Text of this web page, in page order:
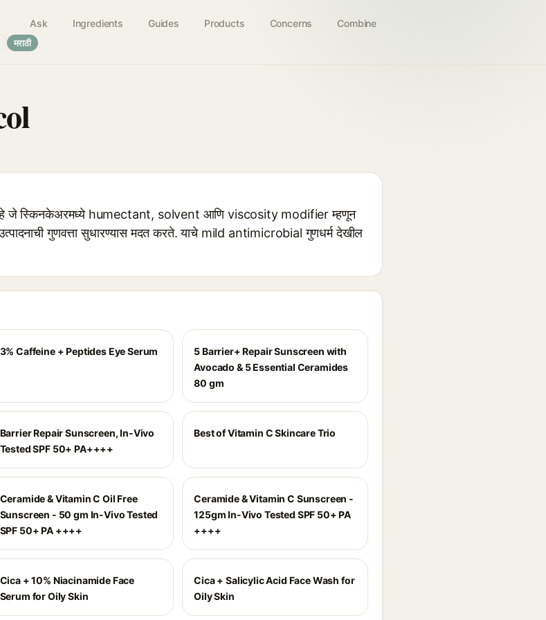
Ask Ingredients Guides Products Concerns Combine
मराठी
जे स्किनकेअरमध्ये humectant, solvent आणि viscosity modifier म्हणून
गुणवत्ता सुधारण्यास मदत करते. याचे mild antimicrobial गुणधर्म देखील
3% Caffeine + Peptides Eye Serum
5 Barrier+ Repair Sunscreen with
Avocado & 5 Essential Ceramides
80 gm
Barrier Repair Sunscreen, In-Vivo
Tested SPF 50+ PA++++
Best of Vitamin C Skincare Trio
Ceramide & Vitamin C Oil Free
Sunscreen - 50 gm In-Vivo Tested
SPF 50+ PA ++++
Ceramide & Vitamin C Sunscreen -
125gm In-Vivo Tested SPF 50+ PA
++++
Cica + 10% Niacinamide Face
Serum for Oily Skin
Cica + Salicylic Acid Face Wash for
Oily Skin